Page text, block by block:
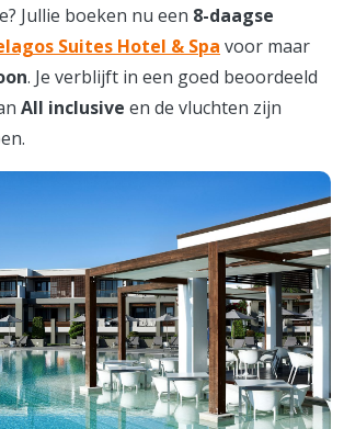
Jullie boeken nu een 8-daagse
Suites Hotel & Spa voor maar
. Je verblijft in een goed beoordeeld
All inclusive en de vluchten zijn